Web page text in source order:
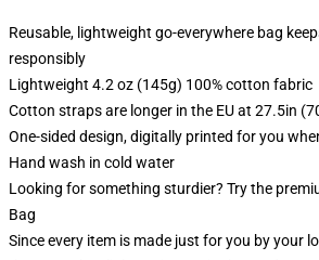
Reusable, lightweight go-everywhere bag
responsibly
Lightweight 4.2 oz (145g) 100% cotton fabric
Cotton straps are longer in the EU at 27.5in
One-sided design, digitally printed for you
Hand wash in cold water
Looking for something sturdier? Try the
Bag
Since every item is made just for you by your